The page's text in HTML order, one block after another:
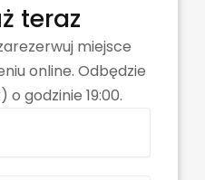
teraz
miejsce
online. Odbędzie
o godzinie 19:00.